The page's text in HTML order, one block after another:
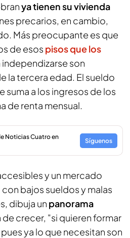
ya tienen su vivienda
precarios, en cambio,
Más preocupante es que
de esos pisos que los
independizarse son
la tercera edad. El sueldo
suma a los ingresos de los
de renta mensual.
Noticias Cuatro en
Síguenos
y un mercado
bajos sueldos y malas
dibuja un panorama
de crecer, "si quieren formar
ya lo que necesitan son